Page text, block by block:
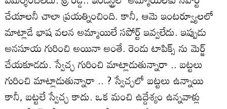
చేయాలనీ చాలా ప్రయత్నించింది. కానీ, ఆమె ఇంటర్వ్యూలలో
మాట్లాడే భాష వలన అమ్మాయిలే సపోర్ట్ ఇవ్వలేదు. ఇప్పుడు
అనసూయ గురించి అయినా అంతే. రెండు టాపిక్స్ ను మెర్జ్
చేయకూడదు. స్వేచ్ఛ గురించి మాట్లాడుతున్నారా .. బట్టలు
గురించి మాట్లాడుతున్నారా .. ? స్వేచ్ఛలో బట్టలు ఉన్నాయి
కానీ, బట్టలే స్వేచ్ఛ కాదు. ఒక మంచి ఉద్దేశ్యం ఉన్నవాళ్లు